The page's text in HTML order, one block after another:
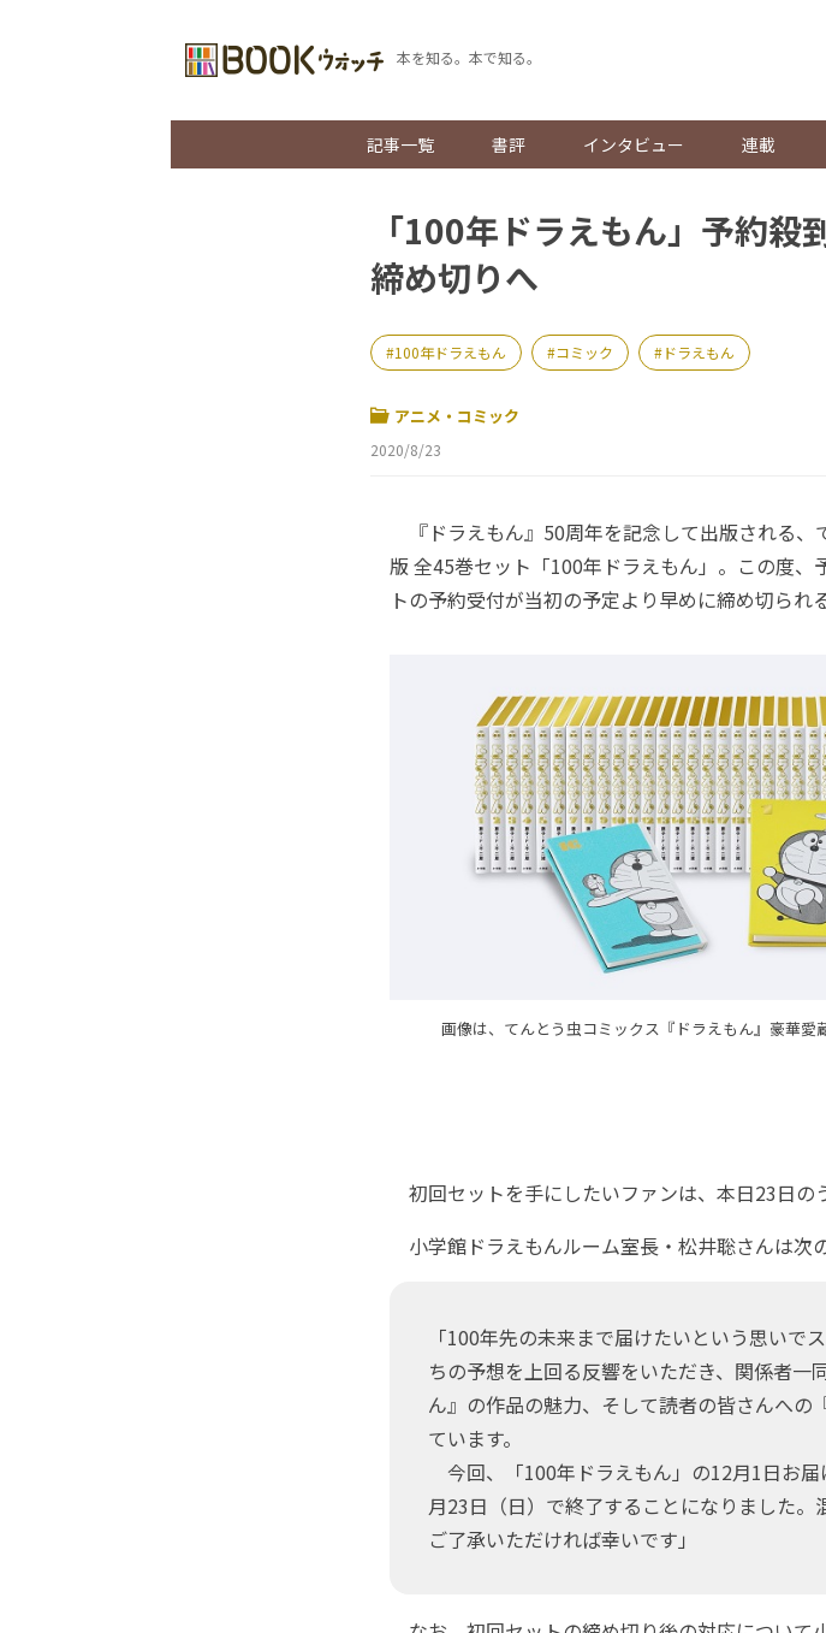
本を知る。本で知る。
記事一覧 書評 インタビュー 連載
「100年ドラえもん」予約
締め切りへ
100年ドラえもん コミック ドラえもん
アニメ・コミック
2020/8/23
『ドラえもん』50周年を記念して出版される
版 全45巻セット「100年ドラえもん」。この度
トの予約受付が当初の予定より早めに締め切られる
画像は、てんとう虫コミックス『ドラえもん』豪華愛
初回セットを手にしたいファンは、本日23日の
小学館ドラえもんルーム室長・松井聡さんは次
「100年先の未来まで届けたいという思い
ちの予想を上回る反響をいただき、関係者一
ん』の作品の魅力、そして読者の皆さんへの
ています。
今回、「100年ドラえもん」の12月1日お
月23日（日）で終了することになりました。
ご了承いただければ幸いです」